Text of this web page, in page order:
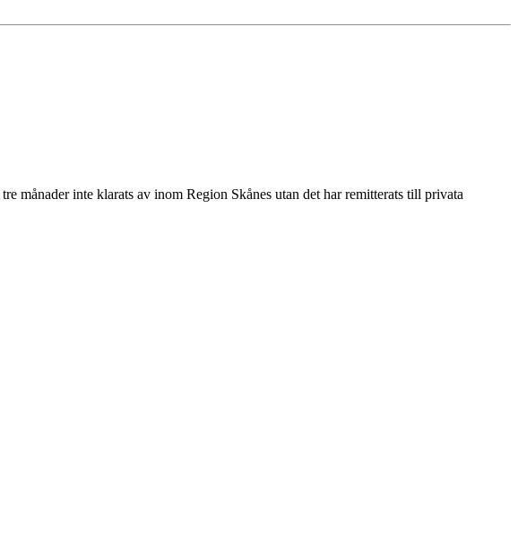
månader inte klarats av inom Region Skånes utan det har remitterats till privata